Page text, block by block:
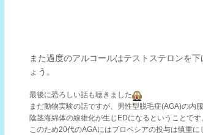
また過度のアルコールはテストステロンを
ょう。
最後に恐ろしい話も聴きました
まだ動物実験の話ですが、男性型脱毛症(AGA)の内
陰茎海綿体の線維化が生じEDになるということです
このため20代のAGAにはプロペシアの投与は慎重に